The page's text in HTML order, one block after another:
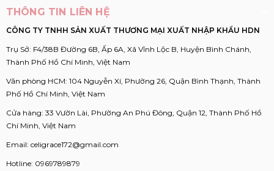
THÔNG TIN LIÊN HỆ
CÔNG TY TNHH SẢN XUẤT THƯƠNG MẠI XUẤT NHẬP KHẨU HDN
Trụ Sở: F4/38B Đường 6B, Ấp 6A, Xã Vĩnh Lộc B, Huyện Bình Chánh,
Thành Phố Hồ Chí Minh, Việt Nam
Văn phòng HCM: 104 Nguyễn Xí, Phường 26, Quận Bình Thạnh, Thành
Phố Hồ Chí Minh, Việt Nam
Cửa hàng: 33 Vườn Lài, Phường An Phú Đông, Quận 12, Thành Phố Hồ
Chí Minh, Việt Nam
Email: celigrace172@gmail.com
Hotline: 0969789879